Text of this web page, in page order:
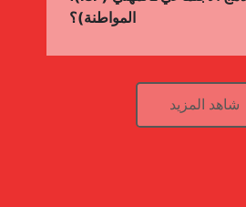
المواطنة)؟
شاهد المزيد